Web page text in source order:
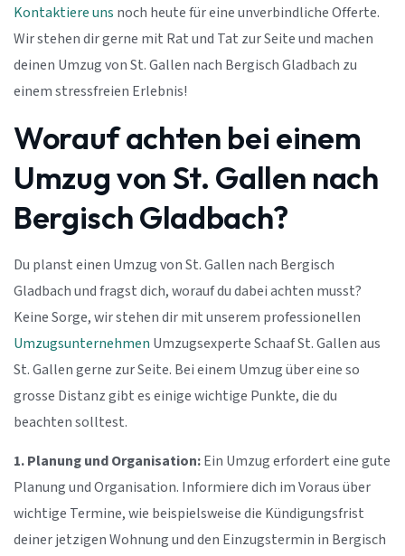
Kontaktiere uns noch heute für eine unverbindliche Offerte.
Wir stehen dir gerne mit Rat und Tat zur Seite und machen
deinen Umzug von St. Gallen nach Bergisch Gladbach zu
einem stressfreien Erlebnis!
Worauf achten bei einem
Umzug von St. Gallen nach
Bergisch Gladbach?
Du planst einen Umzug von St. Gallen nach Bergisch
Gladbach und fragst dich, worauf du dabei achten musst?
Keine Sorge, wir stehen dir mit unserem professionellen
Umzugsunternehmen Umzugsexperte Schaaf St. Gallen aus
St. Gallen gerne zur Seite. Bei einem Umzug über eine so
grosse Distanz gibt es einige wichtige Punkte, die du
beachten solltest.
1. Planung und Organisation:Ein Umzug erfordert eine gute
Planung und Organisation. Informiere dich im Voraus über
wichtige Termine, wie beispielsweise die Kündigungsfrist
deiner jetzigen Wohnung und den Einzugstermin in Bergisch